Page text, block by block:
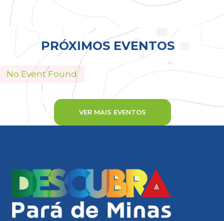
PRÓXIMOS EVENTOS
No Event Found
VER MAIS EVENTOS